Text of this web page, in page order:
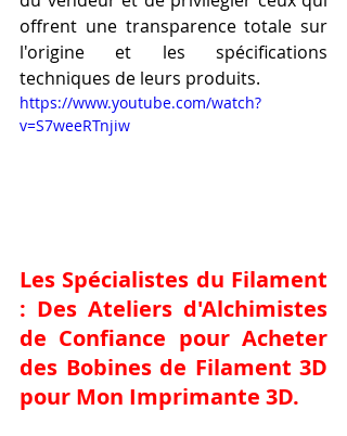
offrent une transparence totale sur
l'origine et les spécifications
techniques de leurs produits.
https://www.youtube.com/watch?
v=S7weeRTnjiw
Les Spécialistes du Filament
: Des Ateliers d'Alchimistes
de Confiance pour Acheter
des Bobines de Filament 3D
pour Mon Imprimante 3D.